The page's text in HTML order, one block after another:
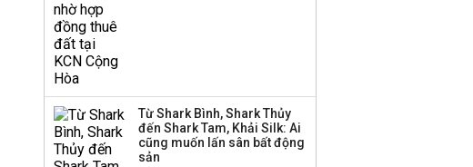
VPBankS xin từ nhiệm
Từ Shark Bình, Shark Thủy
đến Shark Tam, Khải Silk: Ai
cũng muốn lấn sân bất động
sản